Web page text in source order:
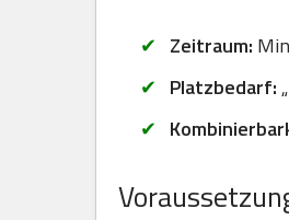
Zeitraum:
Platzbedarf: